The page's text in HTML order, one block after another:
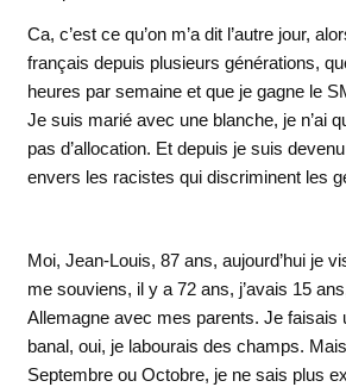
Ca, c’est ce qu’on m’a dit l’autre jour,
français depuis plusieurs générations,
heures par semaine et que je gagne le
Je suis marié avec une blanche, je n’ai
pas d’allocation. Et depuis je suis
envers les racistes qui discriminent les
Moi, Jean-Louis, 87 ans, aujourd’hui je
me souviens, il y a 72 ans, j’avais 15
Allemagne avec mes parents. Je faisais
banal, oui, je labourais des champs.
Septembre ou Octobre, je ne sais plus